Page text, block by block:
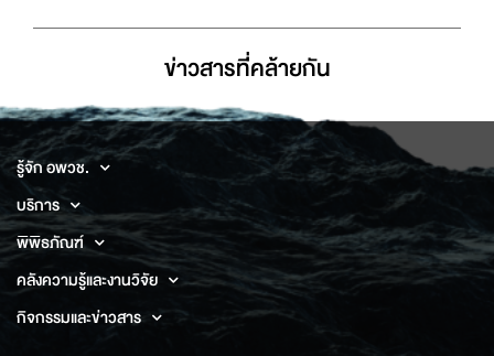
ข่าวสารที่่คล้ายกัน
รู้จัก อพวช.
บริการ
พิพิธภัณฑ์
คลังความรู้และงานวิจัย
กิจกรรมและข่าวสาร